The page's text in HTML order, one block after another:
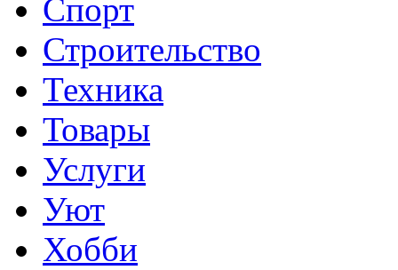
Спорт
Строительство
Техника
Товары
Услуги
Уют
Хобби